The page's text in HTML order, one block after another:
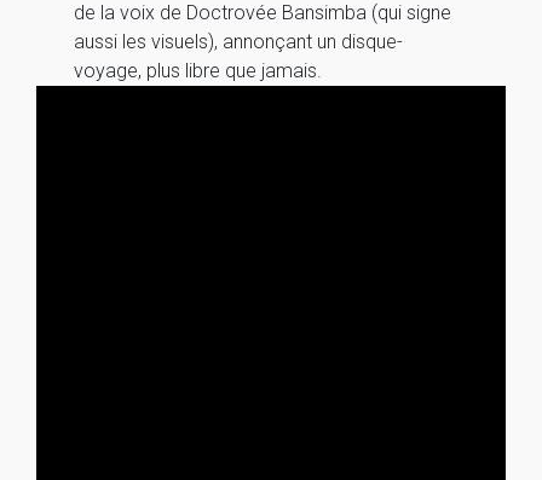
de la voix de Doctrovée Bansimba (qui signe
aussi les visuels), annonçant un disque-
voyage, plus libre que jamais.